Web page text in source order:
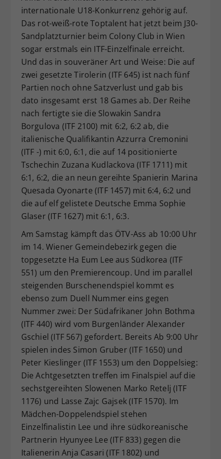
internationale U18-Konkurrenz gehörig auf.
Das rot-weiß-rote Toptalent hat jetzt beim J30-
Sandplatzturnier beim Colony Club in Wien
sogar erstmals ein ITF-Einzelfinale erreicht.
Und das in souveräner Art und Weise: Die auf
zwei gesetzte Tirolerin (ITF 645) ist nach fünf
Partien noch ohne Satzverlust und gab bis
dato insgesamt erst 18 Games ab. Der Reihe
nach fertigte sie die Slowakin Sandra
Borgulova (ITF 2100) mit 6:2, 6:2 ab, die
italienische Qualifikantin Azzurra Cremonini
(ITF -) mit 6:0, 6:1, die auf 14 positionierte
Tschechin Zuzana Kudlackova (ITF 1711) mit
6:1, 6:2, die an neun gereihte Spanierin Marina
Quesada Oyonarte (ITF 1457) mit 6:4, 6:2 und
die auf elf gelistete Deutsche Emma Sophie
Glaser (ITF 1627) mit 6:1, 6:3.
Am Samstag kämpft das ÖTV-Ass ab 10:00 Uhr
im 14. Wiener Gemeindebezirk gegen die
topgesetzte Ha Eum Lee aus Südkorea (ITF
551) um den Premierencoup. Und im parallel
steigenden Burschenendspiel kommt es
ebenso zum Duell Nummer eins gegen
Nummer zwei: Der Südafrikaner John Bothma
(ITF 440) wird vom Burgenländer Alexander
Gschiel (ITF 567) gefordert. Bereits Ab 9:00 Uhr
spielen indes Simon Gruber (ITF 1650) und
Peter Kieslinger (ITF 1553) um den Doppelsieg:
Die Achtgesetzten treffen im Finalspiel auf die
sechstgereihten Slowenen Marko Retelj (ITF
1176) und Lasse Zajc Gajsek (ITF 1570). Im
Mädchen-Doppelendspiel stehen
Einzelfinalistin Lee und ihre südkoreanische
Partnerin Hyunyee Lee (ITF 833) gegen die
Italienerin Anja Casari (ITF 1802) und
Dieser Wert speichert Ihre Consent-
Einstellungen. Unter anderem eine
zufällig generierte ID, für die
historische Speicherung Ihrer
Webseiten-Betreiber dies eingestellt
hat.